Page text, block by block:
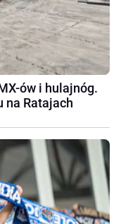
ów i hulajnóg.
na Ratajach